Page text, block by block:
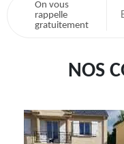
On vous
rappelle
gratuitement
NOS